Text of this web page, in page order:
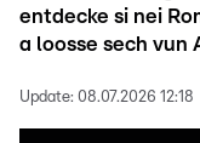
entdecke si nei
a loosse sech vun
Update: 08.07.2026 12:18